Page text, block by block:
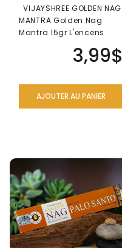
VIJAYSHREE GOLDEN NAG
MANTRA Golden Nag
Mantra 15gr L'encens
3,99$
AJOUTER AU PANIER